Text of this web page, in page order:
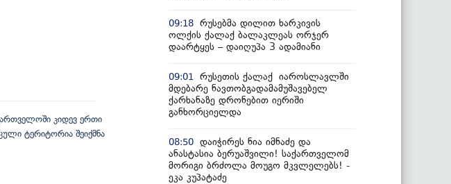
კიდევ ერთი
ტერიტორია შეიქმნა
09:18 რუსებმა დილით ხარკივის
ოლქის ქალაქ ბალაკლეას ორჯერ
დაარტყეს – დაიღუპა 3 ადამიანი
09:01
რუსეთის ქალაქ იაროსლავლში
მდებარე ნავთობგადამამუშავებელ
ქარხანაზე დრონებით იერიში
განხორციელდა
08:50 დაიჭირეს ნია იმნაძე და
ანასტასია ბერუაშვილი! საქართველომ
მორიგი ბრძოლა მოუგო მკვლელებს! -
ეკა კუპატაძე